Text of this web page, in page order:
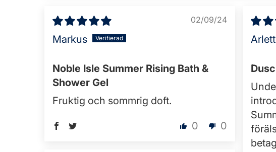
02/09/24
Markus
Noble Isle Summer Rising Bath &
Shower Gel
Fruktig och sommrig doft.
0 0